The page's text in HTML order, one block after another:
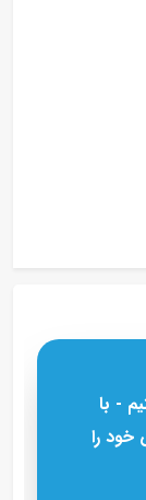
- با
خود را